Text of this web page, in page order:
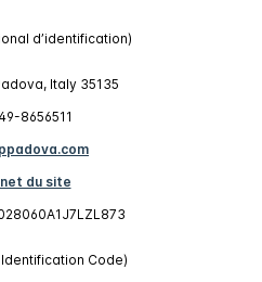
d’identification)
Italy 35135
8656511
du site
Identification Code)